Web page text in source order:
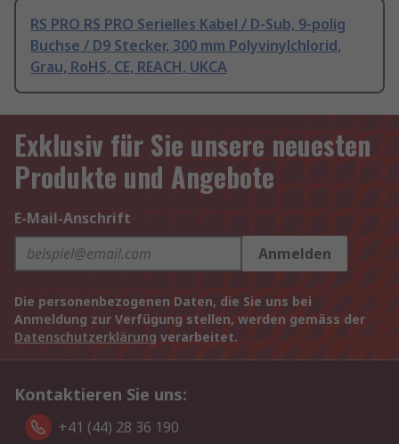
RS PRO RS PRO Serielles Kabel / D-Sub, 9-polig
Buchse / D9 Stecker, 300 mm Polyvinylchlorid,
Grau, RoHS, CE, REACH, UKCA
Exklusiv für Sie unsere neuesten
Produkte und Angebote
E-Mail-Anschrift
Anmelden
Die personenbezogenen Daten, die Sie uns bei
Anmeldung zur Verfügung stellen, werden gemäss der
Datenschutzerklärung verarbeitet.
Kontaktieren Sie uns:
+41 (44) 28 36 190